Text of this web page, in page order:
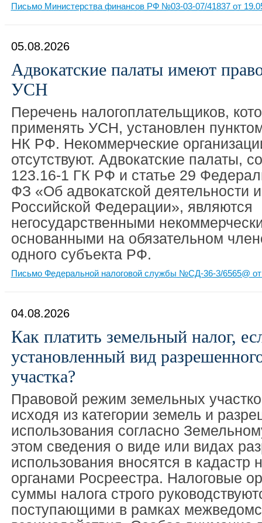
Письмо Министерства финансов РФ №03-03-07/41837 от
05.08.2026
Адвокатские палаты имеют
УСН
Перечень налогоплательщиков,
применять УСН, установлен
НК РФ. Некоммерческие
отсутствуют. Адвокатские палаты,
123.16-1 ГК РФ и статье 29
ФЗ «Об адвокатской деятельности
Российской Федерации», являются
негосударственными
основанными на обязательном
одного субъекта РФ.
Письмо Федеральной налоговой службы №СД-36-3/6565@ от
04.08.2026
Как платить земельный налог,
установленный вид
участка?
Правовой режим земельных
исходя из категории земель и
использования согласно
этом сведения о виде или видах
использования вносятся в кадастр
органами Росреестра. Налоговые
суммы налога строго
поступающими в рамках